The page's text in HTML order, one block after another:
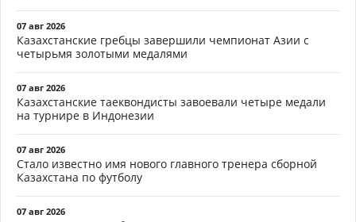
07 авг 2026
Казахстанские гребцы завершили чемпионат Азии с
четырьмя золотыми медалями
07 авг 2026
Казахстанские таеквондисты завоевали четыре медали
на турнире в Индонезии
07 авг 2026
Стало известно имя нового главного тренера сборной
Казахстана по футболу
07 авг 2026